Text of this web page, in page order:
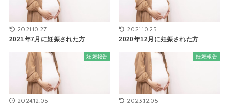
2021.10.27
2021年7月に妊娠された方
2021.10.25
2020年12月に妊娠された方
妊娠報告
2024.12.05
妊娠報告
2023.12.05